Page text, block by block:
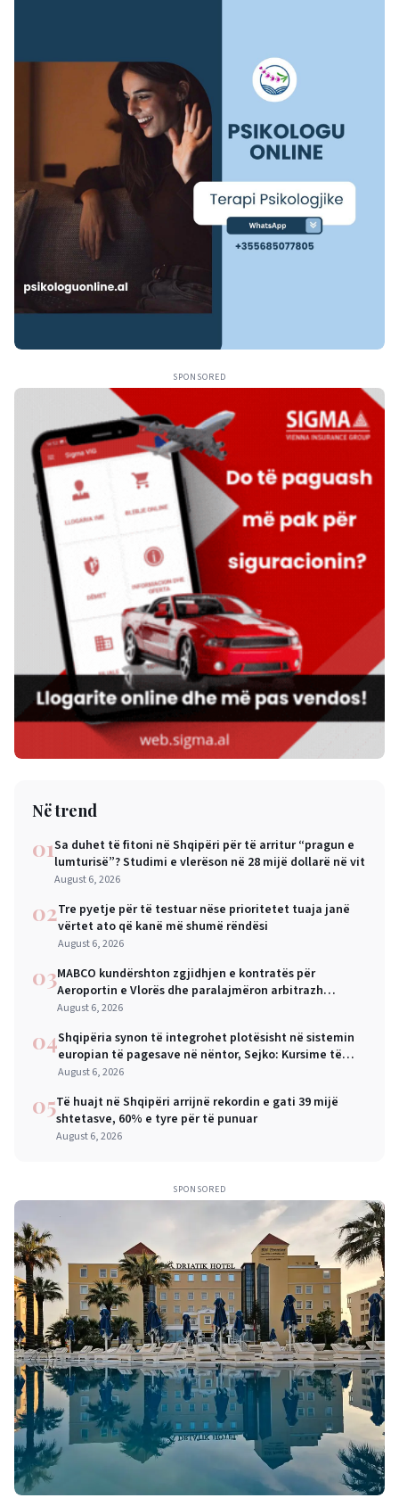
SPONSORED
Në trend
01Sa duhet të fitoni në Shqipëri për të arritur “pragun e
lumturisë”? Studimi e vlerëson në 28 mijë dollarë në vit
August 6, 2026
02Tre pyetje për të testuar nëse prioritetet tuaja janë
vërtet ato që kanë më shumë rëndësi
August 6, 2026
03MABCO kundërshton zgjidhjen e kontratës për
Aeroportin e Vlorës dhe paralajmëron arbitrazh
ndërkombëtar
August 6, 2026
04Shqipëria synon të integrohet plotësisht në sistemin
europian të pagesave në nëntor, Sejko: Kursime të
mëdha për qytetarët dhe bizneset
August 6, 2026
05Të huajt në Shqipëri arrijnë rekordin e gati 39 mijë
shtetasve, 60% e tyre për të punuar
August 6, 2026
SPONSORED